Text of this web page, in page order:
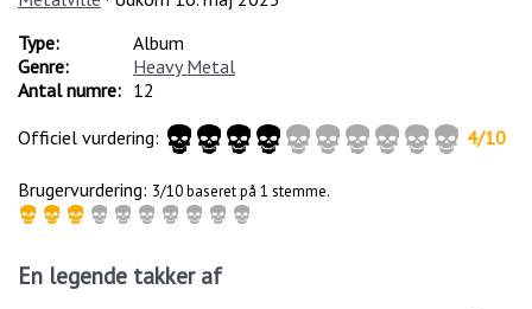
Type:
Album
Genre:
Heavy Metal
Antal numre: 12
Officiel vurdering:
4/10
Brugervurdering: 3/10 baseret på 1 stemme.
En legende takker af